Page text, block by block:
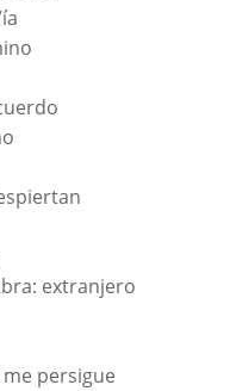
extranjero
persigue